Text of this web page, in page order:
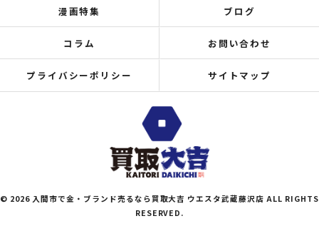
漫画特集 ブログ
コラム お問い合わせ
プライバシーポリシー サイトマップ
© 2026 入間市で金・ブランド売るなら買取大吉 ウエスタ武蔵藤沢店 ALL RIGHTS
RESERVED.